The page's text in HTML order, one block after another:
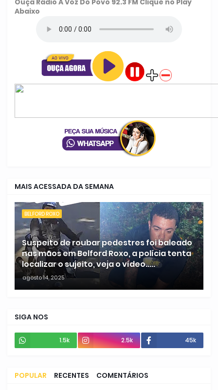
Ouça Rádio A Voz Do Povo 92.3 FM Clique no Play
Abaixo
MAIS ACESSADA DA SEMANA
BELFORD ROXO
Suspeito de roubar pedestres foi baleado
nas mãos em Belford Roxo, a polícia tenta
localizar o sujeito, veja o vídeo.....
agosto 14, 2025
SIGA NOS
1.5k 2.5k 45k
POPULAR RECENTES COMENTÁRIOS